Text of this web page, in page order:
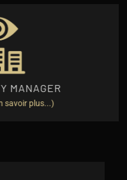
MANAGER
savoir plus...)
de communication et de
les propriétaires et les
votre ville.
PLUS